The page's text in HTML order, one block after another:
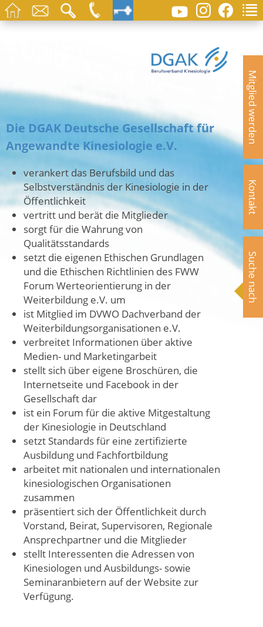
Mitglied werden
Kontakt
Suche nach
Die DGAK Deutsche Gesellschaft für
Angewandte Kinesiologie e.V.
verankert das Berufsbild und das
Selbstverständnis der Kinesiologie in der
Öffentlichkeit
vertritt und berät die Mitglieder
sorgt für die Wahrung von
Qualitätsstandards
setzt die eigenen Ethischen Grundlagen
und die Ethischen Richtlinien des FWW
Forum Werteorientierung in der
Weiterbildung e.V. um
ist Mitglied im DVWO Dachverband der
Weiterbildungsorganisationen e.V.
verbreitet Informationen über aktive
Medien- und Marketingarbeit
stellt sich über eigene Broschüren, die
Internetseite und Facebook in der
Gesellschaft dar
ist ein Forum für die aktive Mitgestaltung
der Kinesiologie in Deutschland
setzt Standards für eine zertifizierte
Ausbildung und Fachfortbildung
arbeitet mit nationalen und internationalen
kinesiologischen Organisationen
zusammen
präsentiert sich der Öffentlichkeit durch
Vorstand, Beirat, Supervisoren, Regionale
Ansprechpartner und die Mitglieder
stellt Interessenten die Adressen von
Kinesiologen und Ausbildungs- sowie
Seminaranbietern auf der Website zur
Verfügung.